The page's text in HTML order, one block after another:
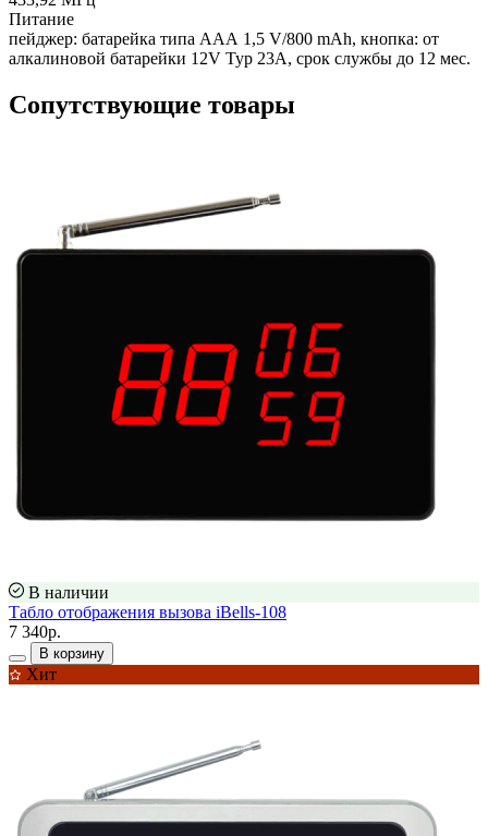
Питание
пейджер: батарейка типа ААА 1,5 V/800 mAh, кнопка: от
алкалиновой батарейки 12V Typ 23A, срок службы до 12 мес.
Сопутствующие товары
В наличии
Табло отображения вызова iBells-108
7 340р.
В корзину
Хит